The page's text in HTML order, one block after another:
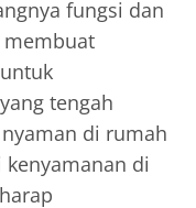
fungsi dan
membuat
tengah
di rumah
di